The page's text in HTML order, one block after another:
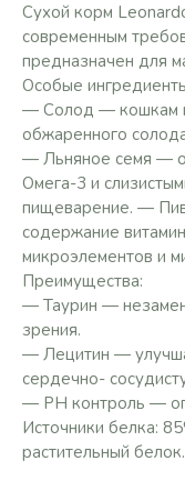
Сухой корм
современным
предназначен для
Особые
— Солод — кошкам
обжаренного
— Льняное семя —
Омега-3 и
пищеварение. —
содержание
микроэлементов и
Преимущества:
— Таурин —
зрения.
— Лецитин —
сердечно-
— PH контроль —
Источники белка:
растительный белок.